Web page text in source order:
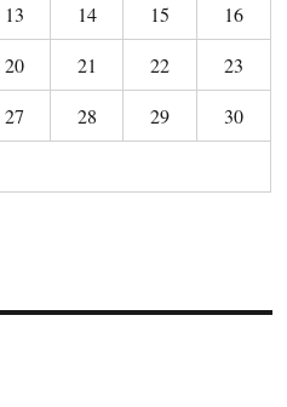
13 14 15
16
20 21 22
23
27 28 29
30